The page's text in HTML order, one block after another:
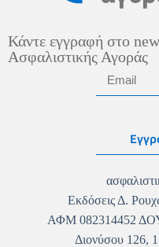
Κάντε εγγραφή στο
Ασφαλιστικής Αγοράς
Εκδόσεις Δ.
ΑΦΜ 082314452
Διονύσου 126,